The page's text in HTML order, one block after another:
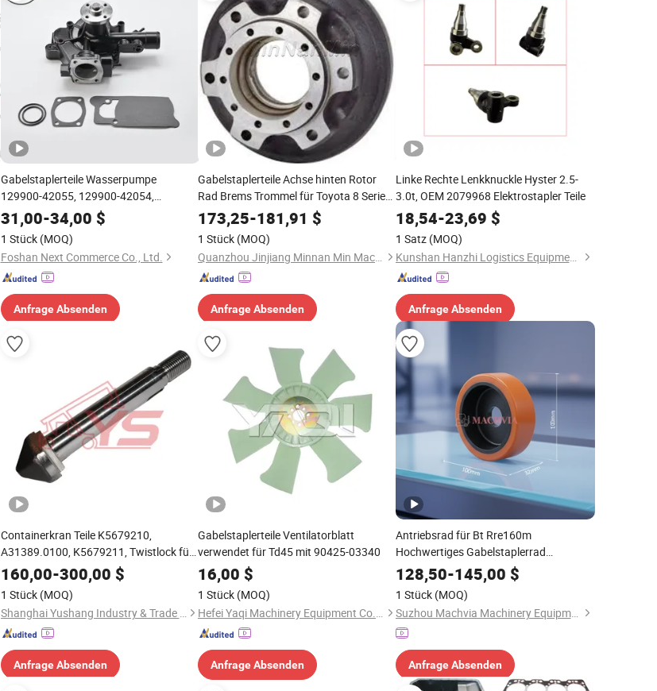
Gabelstaplerteile Wasserpumpe
129900-42055, 129900-42054,
12832220801, 1599804 für Yanmar,
Kom. 4D92e, 4D94e, 4D94le, Daewoo
4tne98-Bqdfc, Linde 4tne98/1283 Serie
31,00-34,00 $
1 Stück (MOQ)
Foshan Next Commerce Co., Ltd.
Anfrage Absenden
Gabelstaplerteile Achse hinten Rotor
Rad Brems Trommel für Toyota 8 Serie
10 Löcher 42432-13311-71/Bk2018
173,25-181,91 $
1 Stück (MOQ)
Quanzhou Jinjiang Minnan Min Machinery Equipment Co., Ltd.
Anfrage Absenden
Linke Rechte Lenkknuckle Hyster 2.5-
3.0t, OEM 2079968 Elektrostapler Teile
18,54-23,69 $
1 Satz (MOQ)
Kunshan Hanzhi Logistics Equipment co.,ltd.
Anfrage Absenden
Containerkran Teile K5679210,
A31389.0100, K5679211, Twistlock für
Kalmar Reachstacker und Gabelstapler
160,00-300,00 $
1 Stück (MOQ)
Shanghai Yushang Industry & Trade Co., Ltd
Anfrage Absenden
Gabelstaplerteile Ventilatorblatt
verwendet für Td45 mit 90425-03340
16,00 $
1 Stück (MOQ)
Hefei Yaqi Machinery Equipment Co., Ltd.
Anfrage Absenden
Antriebsrad für Bt Rre160m
Hochwertiges Gabelstaplerrad
Langlebiges PU Tragfähiges Rad
Ersatzteil Gabelstapler 241750
128,50-145,00 $
1 Stück (MOQ)
Suzhou Machvia Machinery Equipment Co., Ltd.
Anfrage Absenden